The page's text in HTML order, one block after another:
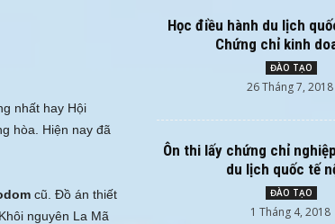
nhất hay Hội
hòa. Hiện nay đã
cũ. Đồ án thiết
nguyên La Mã
Học điều hành du lịch
Chứng chỉ kinh
ĐÀO TẠO
26 Tháng 7, 2018
Ôn thi lấy chứng chỉ
du lịch quốc tế
ĐÀO TẠO
1 Tháng 4, 2018